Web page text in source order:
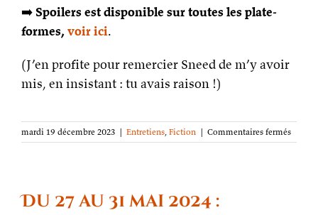
➡️Spoilers est disponible sur toutes les plate-
formes,voir ici.
(J’en profite pour remercier Sneed de m’y avoir
mis, en insistant : tu avais raison !)
mardi 19 décembre 2023 | Entretiens, Fiction | Commentaires ferméssur
Star
Du 27 au 31 mai 2024 :